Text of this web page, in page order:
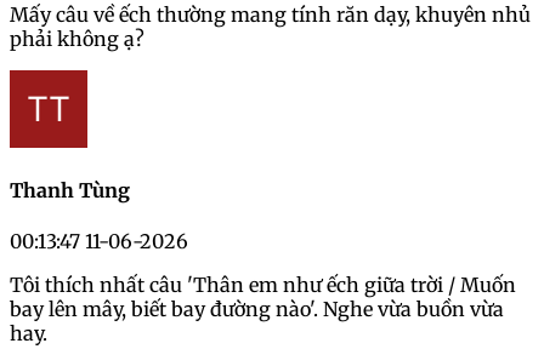
Mấy câu về ếch thường mang tính răn dạy, khuyên nhủ
phải không ạ?
Thanh Tùng
00:13:47 11-06-2026
Tôi thích nhất câu 'Thân em như ếch giữa trời / Muốn
bay lên mây, biết bay đường nào'. Nghe vừa buồn vừa
hay.